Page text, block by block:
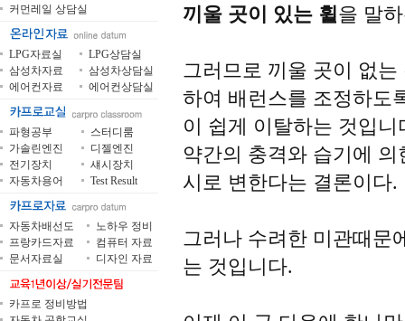
커먼레일 상담실
LPG자료실
LPG상담실
삼성차자료
삼성차상담실
에어컨자료
에어컨상담실
파형공부
스터디룸
가솔린엔진
디젤엔진
전기장치
섀시장치
자동차용어
Test Result
자동차배선도
노하우 정비
프랑카드자료
컴퓨터 자료
문서자료실
디자인 자료
카프로 정비방법
끼울 곳이 있는 휠을 말
그러므로 끼울 곳이 없
하여 배런스를 조정하도
이 쉽게 이탈하는 것입니
약간의 충격와 습기에
시로 변한다는 결론이다.
그러나 수려한 미관때문
는 것입니다.